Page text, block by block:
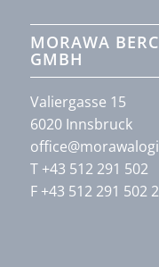
MORAWA
GMBH
Valiergasse 15
6020 Innsbruck
T +43 512 291 502
F +43 512 291 502